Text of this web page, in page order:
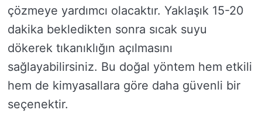
çözmeye yardımcı olacaktır. Yaklaşık 15-20
dakika bekledikten sonra sıcak suyu
dökerek tıkanıklığın açılmasını
sağlayabilirsiniz. Bu doğal yöntem hem etkili
hem de kimyasallara göre daha güvenli bir
seçenektir.